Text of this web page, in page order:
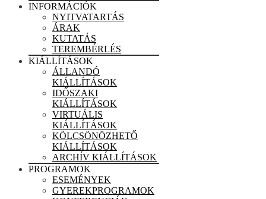
INFORMÁCIÓK
NYITVATARTÁS
ÁRAK
KUTATÁS
TEREMBÉRLÉS
KIÁLLÍTÁSOK
ÁLLANDÓ
KIÁLLÍTÁSOK
IDŐSZAKI
KIÁLLÍTÁSOK
VIRTUÁLIS
KIÁLLÍTÁSOK
KÖLCSÖNÖZHETŐ
KIÁLLÍTÁSOK
ARCHÍV KIÁLLÍTÁSOK
PROGRAMOK
ESEMÉNYEK
GYEREKPROGRAMOK